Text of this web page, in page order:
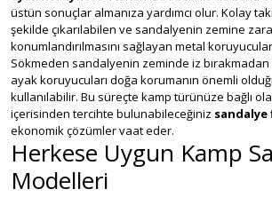
üstün sonuçlar almanıza yardımcı olur. Kolay
şekilde çıkarılabilen ve sandalyenin zemine
konumlandırılmasını sağlayan metal
Sökmeden sandalyenin zeminde iz bırakmadan
ayak koruyucuları doğa korumanın önemli
kullanılabilir. Bu süreçte kamp türünüze bağlı
içerisinden tercihte bulunabileceğiniz sandalye
ekonomik çözümler vaat eder.
Herkese Uygun Kamp
Modelleri